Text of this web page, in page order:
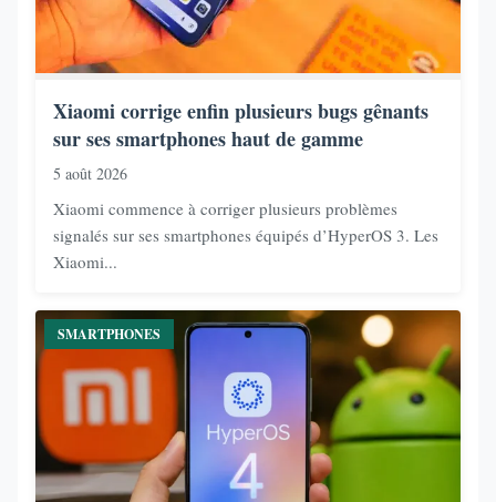
Xiaomi corrige enfin plusieurs bugs gênants
sur ses smartphones haut de gamme
5 août 2026
Xiaomi commence à corriger plusieurs problèmes
signalés sur ses smartphones équipés d’HyperOS 3. Les
Xiaomi...
SMARTPHONES